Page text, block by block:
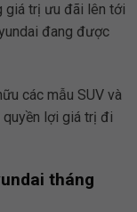
giá trị ưu đãi lên tới
đang được
các mẫu SUV và
quyền lợi giá trị đi
tháng